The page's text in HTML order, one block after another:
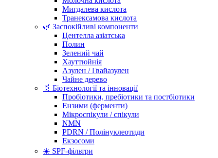
Мигдалева кислота
Транексамова кислота
🌿 Заспокійливі компоненти
Центелла азіатська
Полин
Зелений чай
Хауттюйнія
Азулен / Гвайазулен
Чайне дерево
🧬 Біотехнології та інновації
Пробіотики, пребіотики та постбіотики
Ензими (ферменти)
Мікроспікули / спікули
NMN
PDRN / Полінуклеотиди
Екзосоми
☀️ SPF-фільтри